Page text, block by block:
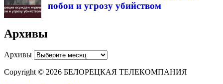
побои и угрозу убийством
Архивы
Архивы
Copyright © 2026 БЕЛОРЕЦКАЯ ТЕЛЕКОМПАНИЯ